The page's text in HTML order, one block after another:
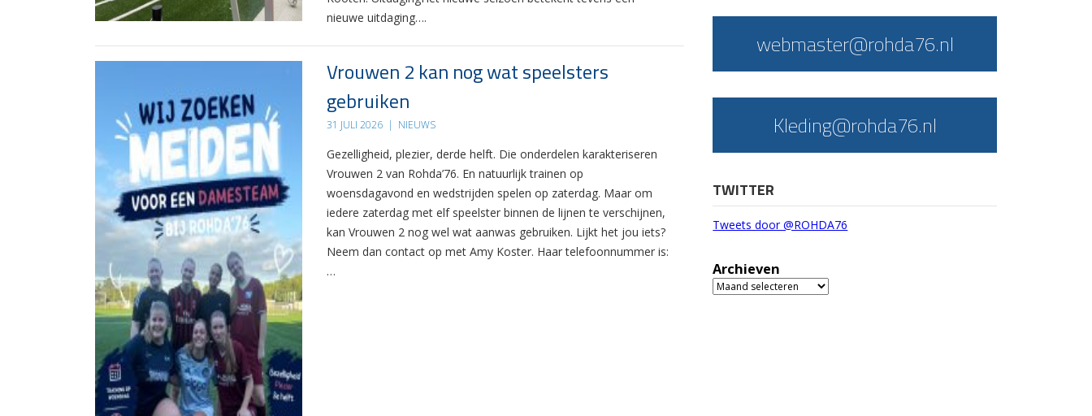
nieuwe uitdaging….
Vrouwen 2 kan nog wat speelsters
gebruiken
31 JULI 2026 | NIEUWS
Gezelligheid, plezier, derde helft. Die onderdelen karakteriseren
Vrouwen 2 van Rohda’76. En natuurlijk trainen op
woensdagavond en wedstrijden spelen op zaterdag. Maar om
iedere zaterdag met elf speelster binnen de lijnen te verschijnen,
kan Vrouwen 2 nog wel wat aanwas gebruiken. Lijkt het jou iets?
Neem dan contact op met Amy Koster. Haar telefoonnummer is:
…
webmaster@rohda76.nl
Kleding@rohda76.nl
TWITTER
Tweets door @ROHDA76
Archieven
Archieven